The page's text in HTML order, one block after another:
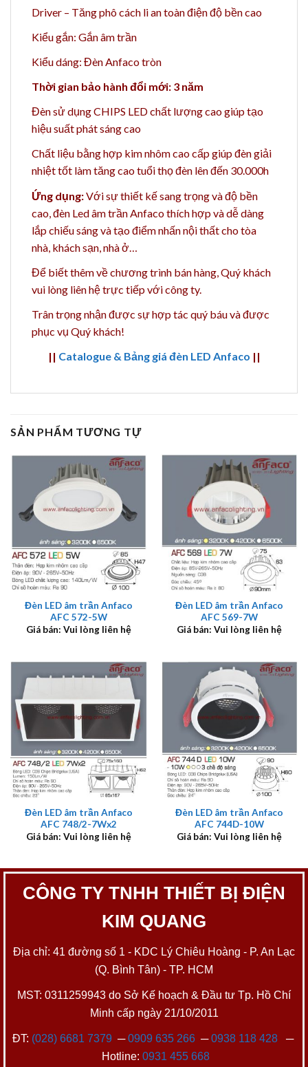
Driver – Tăng phô cách li an toàn điện độ bền cao
Kiểu gắn: Gắn âm trần
Kiểu dáng: Đèn Anfaco tròn
Thời gian bảo hành đổi mới: 3 năm
Đèn sử dụng CHIPS LED chất lượng cao giúp tạo
hiệu suất phát sáng cao
Chất liệu bằng hợp kim nhôm cao cấp giúp đèn giải
nhiệt tốt làm tăng cao tuổi thọ đèn lên đến 30.000h
Ứng dụng:Với sự thiết kế sang trọng và độ bền
cao, đèn Led âm trần Anfaco thích hợp và dễ dàng
lắp chiếu sáng và tạo điểm nhấn nội thất cho tòa
nhà, khách sạn, nhà ở…
Để biết thêm về chương trình bán hàng,Quý khách
vui lòng liên hệ trực tiếp với công ty.
Trân trọng nhận được sự hợp tác quý báu và được
phục vụ Quý khách!
|| Catalogue & Bảng giá đèn LED Anfaco ||
SẢN PHẨM TƯƠNG TỰ
Đèn LED âm trần Anfaco
AFC 572-5W
Giá bán: Vui lòng liên hệ
Đèn LED âm trần Anfaco
AFC 569-7W
Giá bán: Vui lòng liên hệ
Đèn LED âm trần Anfaco
AFC 748/2-7Wx2
Giá bán: Vui lòng liên hệ
Đèn LED âm trần Anfaco
AFC 744D-10W
Giá bán: Vui lòng liên hệ
CÔNG TY TNHH THIẾT BỊ ĐIỆN
KIM QUANG
Địa chỉ: 41 đường số 1 - KDC Lý Chiêu Hoàng - P. An Lạc
(Q. Bình Tân) - TP. HCM
MST: 0311259943 do Sở Kế hoạch & Đầu tư Tp. Hồ Chí
Minh cấp ngày 21/10/2011
ĐT: (028) 6681 7379 ─0909 635 266─0938 118 428─
Hotline: 0931 455 668